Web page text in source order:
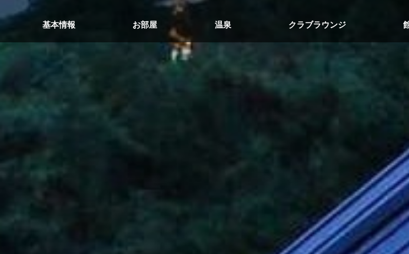
基本情報 お部屋 温泉 クラブラウンジ